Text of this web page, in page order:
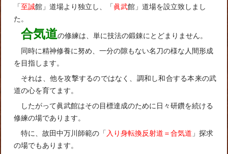
「至誠館」道場より独立し、「眞武館」道場を設立致しまし
た。
合気道の修練は、単に技法の鍛錬にとどまりません。
同時に精神修養に努め、一分の隙もない名刀の様な人間形成
を目指します。
それは、他を攻撃するのではなく、調和し和合する本来の武
道の心を育てます。
したがって眞武館はその目標達成のために日々研鑽を続ける
修練の場であります。
特に、故田中万川師範の「 入り身転換反射道＝合気道 」探求
の場でもあります。